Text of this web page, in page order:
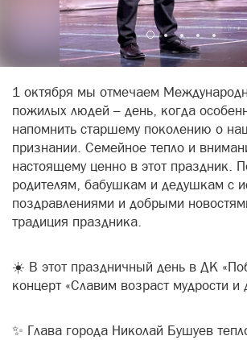
1 октября мы отмечаем
пожилых людей – день, когда
напомнить старшему поколению о
признании. Семейное тепло и
настоящему ценно в этот праздник.
родителям, бабушкам и дедушкам с
поздравлениями и добрыми
традиция праздника.
☀️ В этот праздничный день в ДК
концерт «Славим возраст мудрости и
✨ Глава города Николай Бушуев